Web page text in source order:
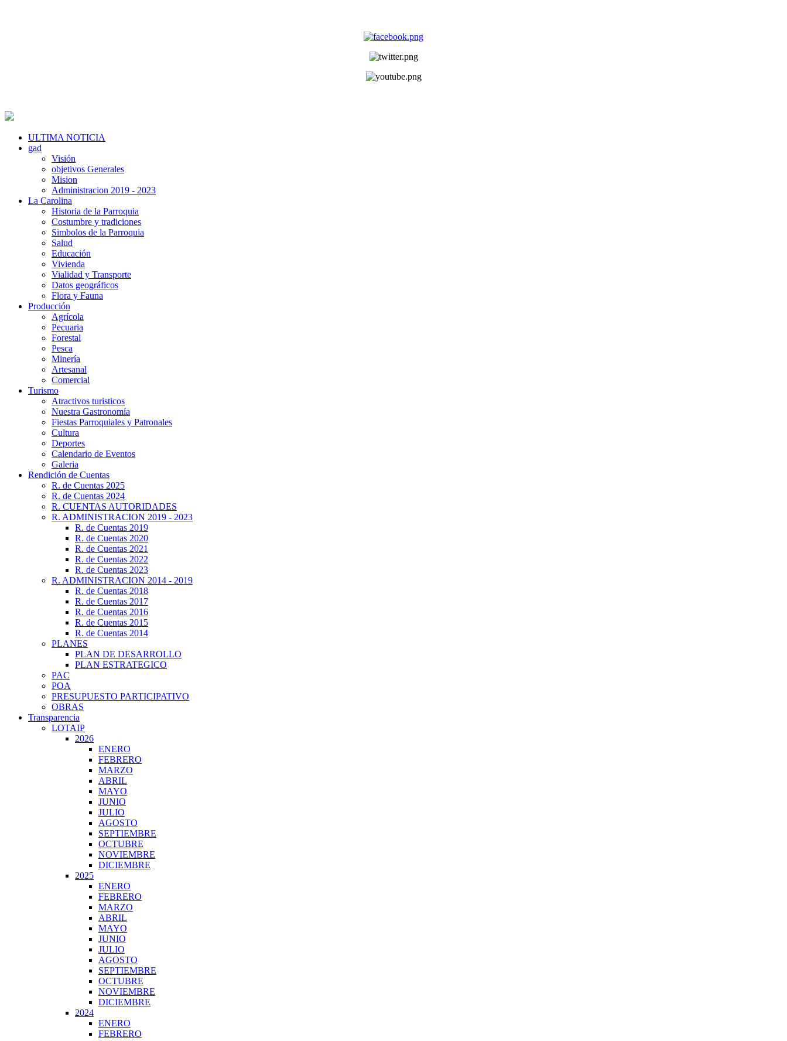
ULTIMA NOTICIA
gad
Visión
objetivos Generales
Mision
Administracion 2019 - 2023
La Carolina
Historia de la Parroquia
Costumbre y tradiciones
Simbolos de la Parroquia
Salud
Educación
Vivienda
Vialidad y Transporte
Datos geográficos
Flora y Fauna
Producción
Agrícola
Pecuaria
Forestal
Pesca
Minería
Artesanal
Comercial
Turismo
Atractivos turisticos
Nuestra Gastronomía
Fiestas Parroquiales y Patronales
Cultura
Deportes
Calendario de Eventos
Galeria
Rendición de Cuentas
R. de Cuentas 2025
R. de Cuentas 2024
R. CUENTAS AUTORIDADES
R. ADMINISTRACION 2019 - 2023
R. de Cuentas 2019
R. de Cuentas 2020
R. de Cuentas 2021
R. de Cuentas 2022
R. de Cuentas 2023
R. ADMINISTRACION 2014 - 2019
R. de Cuentas 2018
R. de Cuentas 2017
R. de Cuentas 2016
R. de Cuentas 2015
R. de Cuentas 2014
PLANES
PLAN DE DESARROLLO
PLAN ESTRATEGICO
PAC
POA
PRESUPUESTO PARTICIPATIVO
OBRAS
Transparencia
LOTAIP
2026
ENERO
FEBRERO
MARZO
ABRIL
MAYO
JUNIO
JULIO
AGOSTO
SEPTIEMBRE
OCTUBRE
NOVIEMBRE
DICIEMBRE
2025
ENERO
FEBRERO
MARZO
ABRIL
MAYO
JUNIO
JULIO
AGOSTO
SEPTIEMBRE
OCTUBRE
NOVIEMBRE
DICIEMBRE
2024
ENERO
FEBRERO